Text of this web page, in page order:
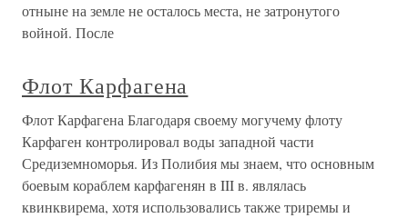
отныне на земле не осталось места, не затронутого
войной. После
Флот Карфагена
Флот Карфагена Благодаря своему могучему флоту
Карфаген контролировал воды западной части
Средиземноморья. Из Полибия мы знаем, что основным
боевым кораблем карфагенян в III в. являлась
квинквирема, хотя использовались также триремы и